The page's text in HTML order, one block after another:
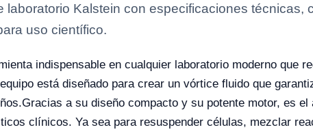
Kalstein con especificaciones técnicas,
uso científico.
indispensable en cualquier laboratorio moderno que
está diseñado para crear un vórtice fluido que
Gracias a su diseño compacto y su potente motor, es el
clínicos. Ya sea para resuspender células, mezclar